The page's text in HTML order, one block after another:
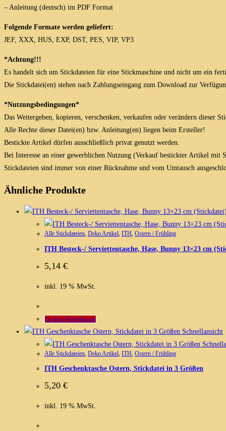
– Anleitung (deutsch) im PDF Format
Folgende Formate werden geliefert:
JEF, XXX, HUS, EXP, DST, PES, VIP, VP3
*Achtung!!!
Es handelt sich um Stickdateien für eine Stickmaschine und nicht um ein
Die Stickdatei(en) stehen nach Zahlungseingang zum Download zur
*Nutzungsbedingungen*
Das Weitergeben, kopieren, verschenken, verkaufen oder verändern dieser
Alle Rechte dieser Datei(en) bzw. Anleitung(en) liegen beim Ersteller!
Bestickte Artikel dürfen ausschließlich privat genutzt werden.
Bei Interesse an einer gewerblichen Nutzung (Verkauf bestickter Artikel
Stickdateien sind immer von einer Rücknahme und vom Umtausch
Ähnliche Produkte
Alle Stickdateien, Deko Artikel, ITH, Ostern / Frühling
ITH Besteck-/ Serviettentasche, Hase, Bunny 13×23 cm
5,14 €
inkl. 19 % MwSt.
In den Warenkorb
Schnellansicht
Alle Stickdateien Deko Artikel ITH Ostern / Frühling
ITH Geschenktasche Ostern, Stickdatei in 3 Größen
5,20 €
inkl. 19 % MwSt.